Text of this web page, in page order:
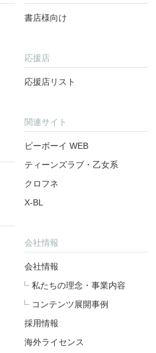
書店様向け
応援店
応援店リスト
関連サイト
ビーボーイ WEB
ティーンズラブ・乙女系
クロフネ
X-BL
会社情報
会社情報
私たちの理念・事業内容
コンテンツ展開事例
採用情報
海外ライセンス